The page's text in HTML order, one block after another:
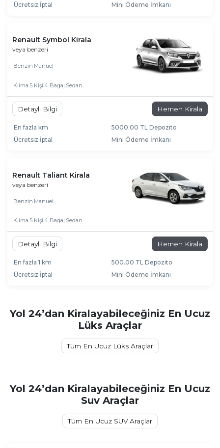
Ücretsiz İptal
Mini Ödeme İmkanı
Renault Symbol Kirala
veya benzeri
Benzin Manuel
Klima 5 Kişi 4 Bagaj Sedan
Detaylı Bilgi Hemen Kirala
En fazla km
5000.00 TL Depozito
Ücretsiz İptal
Mini Ödeme İmkanı
Renault Taliant Kirala
veya benzeri
Benzin Manuel
Klima 5 Kişi 4 Bagaj Sedan
Detaylı Bilgi Hemen Kirala
En fazla 1 km
500.00 TL Depozito
Ücretsiz İptal
Mini Ödeme İmkanı
Yol 24’dan Kiralayabileceğiniz En Ucuz
Lüks Araçlar
Tüm En Ucuz Lüks Araçlar
Yol 24’dan Kiralayabileceğiniz En Ucuz
Suv Araçlar
Tüm En Ucuz SUV Araçlar